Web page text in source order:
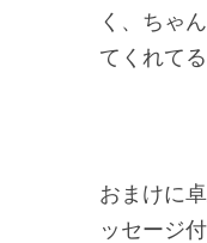
く、ちゃ
てくれてる
おまけに
ッセージ